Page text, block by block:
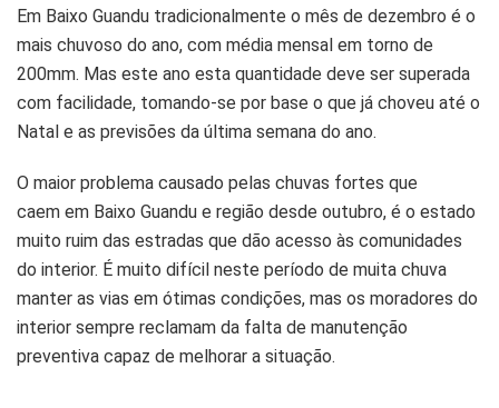
Em Baixo Guandu tradicionalmente o mês de dezembro é o
mais chuvoso do ano, com média mensal em torno de
200mm. Mas este ano esta quantidade deve ser superada
com facilidade, tomando-se por base o que já choveu até o
Natal e as previsões da última semana do ano.
O maior problema causado pelas chuvas fortes que
caem em Baixo Guandu e região desde outubro, é o estado
muito ruim das estradas que dão acesso às comunidades
do interior. É muito difícil neste período de muita chuva
manter as vias em ótimas condições, mas os moradores do
interior sempre reclamam da falta de manutenção
preventiva capaz de melhorar a situação.